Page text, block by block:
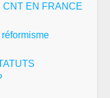
CNT EN FRANCE